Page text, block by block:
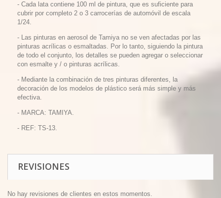
- Cada lata contiene 100 ml de pintura, que es suficiente para
cubrir por completo 2 o 3 carrocerías de automóvil de escala
1/24.
- Las pinturas en aerosol de Tamiya no se ven afectadas por las
pinturas acrílicas o esmaltadas. Por lo tanto, siguiendo la pintura
de todo el conjunto, los detalles se pueden agregar o seleccionar
con esmalte y / o pinturas acrílicas.
- Mediante la combinación de tres pinturas diferentes, la
decoración de los modelos de plástico será más simple y más
efectiva.
- MARCA: TAMIYA.
- REF: TS-13.
REVISIONES
No hay revisiones de clientes en estos momentos.